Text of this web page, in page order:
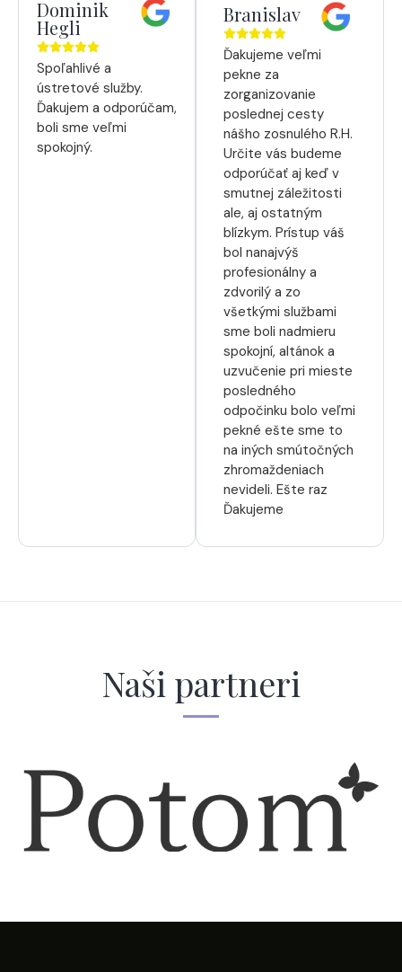
Dominik
Hegli
Spoľahlivé a
ústretové služby.
Ďakujem a odporúčam,
boli sme veľmi
spokojný.
Branislav
Ďakujeme veľmi
pekne za
zorganizovanie
poslednej cesty
nášho zosnulého R.H.
Určite vás budeme
odporúčať aj keď v
smutnej záležitosti
ale, aj ostatným
blízkym. Prístup váš
bol nanajvýš
profesionálny a
zdvorilý a zo
všetkými službami
sme boli nadmieru
spokojní, altánok a
uzvučenie pri mieste
posledného
odpočinku bolo veľmi
pekné ešte sme to
na iných smútočných
zhromaždeniach
nevideli. Ešte raz
Ďakujeme
Naši partneri